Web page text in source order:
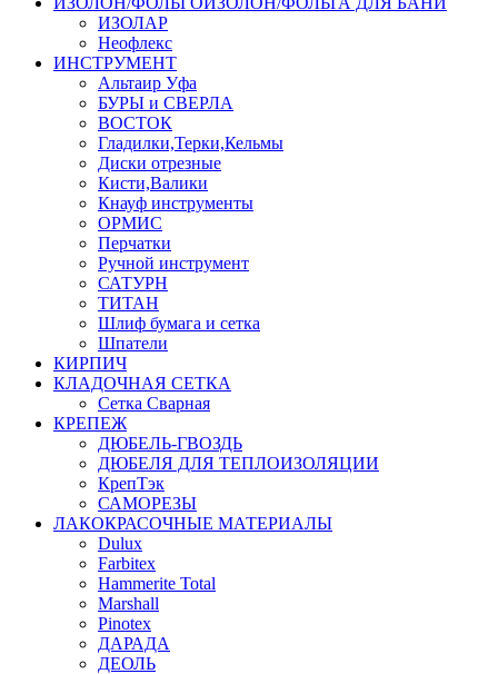
ИЗОЛАР
Неофлекс
ИНСТРУМЕНТ
Альтаир Уфа
БУРЫ и СВЕРЛА
ВОСТОК
Гладилки,Терки,Кельмы
Диски отрезные
Кисти,Валики
Кнауф инструменты
ОРМИС
Перчатки
Ручной инструмент
САТУРН
ТИТАН
Шлиф бумага и сетка
Шпатели
КИРПИЧ
КЛАДОЧНАЯ СЕТКА
Сетка Сварная
КРЕПЕЖ
ДЮБЕЛЬ-ГВОЗДЬ
ДЮБЕЛЯ ДЛЯ ТЕПЛОИЗОЛЯЦИИ
КрепТэк
САМОРЕЗЫ
ЛАКОКРАСОЧНЫЕ МАТЕРИАЛЫ
Dulux
Farbitex
Hammerite Total
Marshall
Pinotex
ДАРАДА
ДЕОЛЬ